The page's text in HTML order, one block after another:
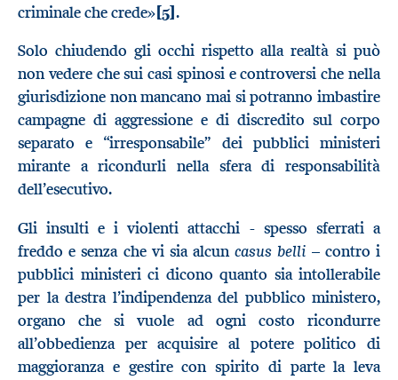
criminale che crede»[5].
Solo chiudendo gli occhi rispetto alla realtà si può
non vedere che sui casi spinosi e controversi che nella
giurisdizione non mancano mai si potranno imbastire
campagne di aggressione e di discredito sul corpo
separato e “irresponsabile” dei pubblici ministeri
mirante a ricondurli nella sfera di responsabilità
dell’esecutivo.
Gli insulti e i violenti attacchi - spesso sferrati a
freddo e senza che vi sia alcuncasus belli – contro i
pubblici ministeri ci dicono quanto sia intollerabile
per la destra l’indipendenza del pubblico ministero,
organo che si vuole ad ogni costo ricondurre
all’obbedienza per acquisire al potere politico di
maggioranza e gestire con spirito di parte la leva